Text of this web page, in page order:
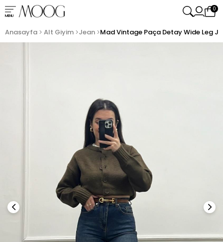
MENU
0
Anasayfa Alt Giyim Jean Mad Vintage Paça Detay Wide Leg